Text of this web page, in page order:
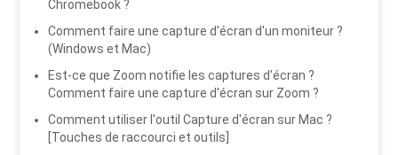
Chromebook ?
Comment faire une capture d'écran d'un moniteur ?
(Windows et Mac)
Est-ce que Zoom notifie les captures d'écran ?
Comment faire une capture d'écran sur Zoom ?
Comment utiliser l'outil Capture d'écran sur Mac ?
[Touches de raccourci et outils]